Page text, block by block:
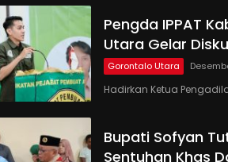
Pengda IPPAT
Utara Gelar
Gorontalo Utara
Hadirkan Ketua
Bupati Sofyan
Sentuhan Khas